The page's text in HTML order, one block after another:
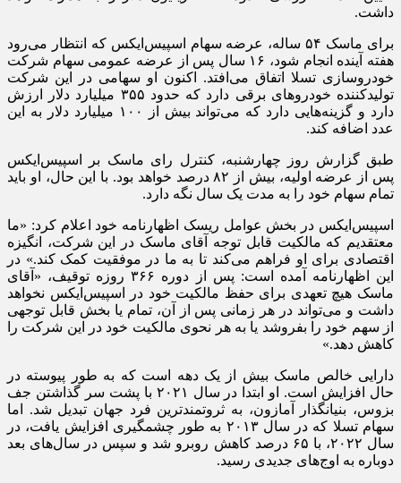
داشت.
برای ماسک ۵۴ ساله، عرضه‌ سهام اسپیس‌ایکس که انتظار می‌رود
هفته‌ آینده انجام شود، ۱۶ سال پس از عرضه‌ عمومی سهام شرکت
خودروسازی تسلا اتفاق می‌افتد. اکنون او سهامی در این شرکت
تولیدکننده‌ خودروهای برقی دارد که حدود ۳۵۵ میلیارد دلار ارزش
دارد و گزینه‌هایی دارد که می‌تواند بیش از ۱۰۰ میلیارد دلار به این
عدد اضافه کند.
طبق گزارش روز چهارشنبه، کنترل رای ماسک بر اسپیس‌ایکس
پس از عرضه‌ اولیه، بیش از ۸۲ درصد خواهد بود. با این حال، او باید
تمام سهام خود را به مدت یک سال نگه دارد.
اسپیس‌ایکس در بخش عوامل ریسک اظهارنامه خود اعلام کرد: «ما
معتقدیم که مالکیت قابل توجه آقای ماسک در این شرکت، انگیزه‌
اقتصادی برای او فراهم می‌کند تا به ما در موفقیت کمک کند.» در
این اظهارنامه آمده است: پس از دوره ۳۶۶ روزه توقیف، «آقای
ماسک هیچ تعهدی برای حفظ مالکیت خود در اسپیس‌ایکس نخواهد
داشت و می‌تواند در هر زمانی پس از آن، تمام یا بخش قابل توجهی
از سهم خود را بفروشد یا به هر نحوی مالکیت خود در این شرکت را
کاهش دهد.»
دارایی خالص ماسک بیش از یک دهه است که به طور پیوسته در
حال افزایش است. او ابتدا در سال ۲۰۲۱ با پشت سر گذاشتن جف
بزوس، بنیانگذار آمازون، به ثروتمندترین فرد جهان تبدیل شد. اما
سهام تسلا که در سال ۲۰۱۳ به طور چشمگیری افزایش یافت، در
سال ۲۰۲۲، با ۶۵ درصد کاهش روبرو شد و سپس در سال‌های بعد
دوباره به اوج‌های جدیدی رسید.